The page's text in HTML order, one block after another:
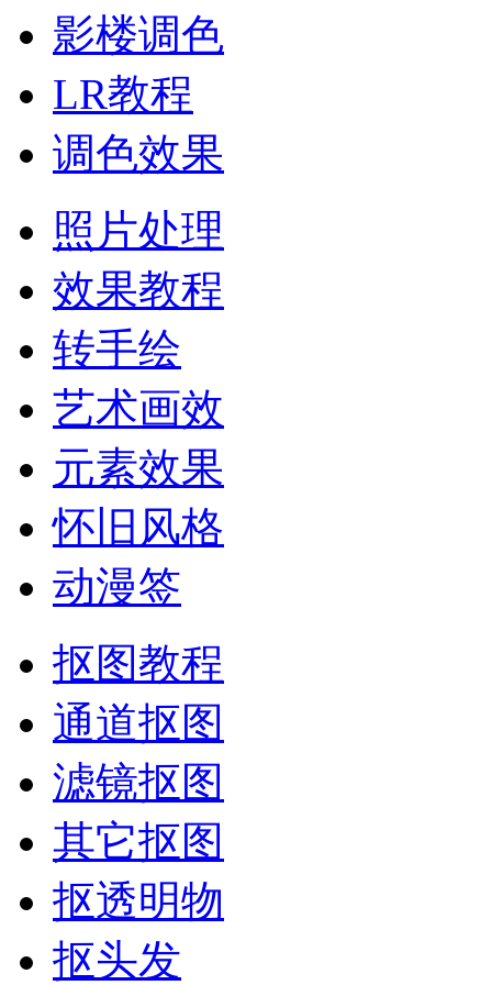
影楼调色
LR教程
调色效果
照片处理
效果教程
转手绘
艺术画效
元素效果
怀旧风格
动漫签
抠图教程
通道抠图
滤镜抠图
其它抠图
抠透明物
抠头发